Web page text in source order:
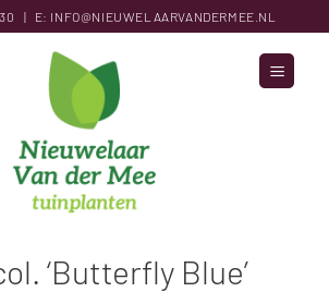
30 | E: INFO@NIEUWELAARVANDERMEE.NL
‘Butterfly Blue’